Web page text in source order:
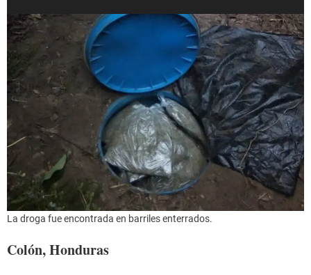
La droga fue encontrada en barriles enterrados.
Colón, Honduras